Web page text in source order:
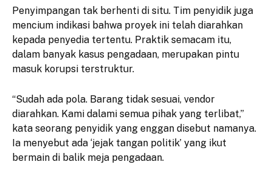
Penyimpangan tak berhenti di situ. Tim penyidik juga
mencium indikasi bahwa proyek ini telah diarahkan
kepada penyedia tertentu. Praktik semacam itu,
dalam banyak kasus pengadaan, merupakan pintu
masuk korupsi terstruktur.
“Sudah ada pola. Barang tidak sesuai, vendor
diarahkan. Kami dalami semua pihak yang terlibat,”
kata seorang penyidik yang enggan disebut namanya.
Ia menyebut ada ‘jejak tangan politik’ yang ikut
bermain di balik meja pengadaan.